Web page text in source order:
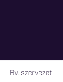
Jelenlegi hely
Bv. szervezet